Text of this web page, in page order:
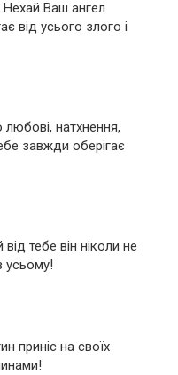
Ваш ангел
від усього злого і
натхнення,
завжди оберігає
тебе він ніколи не
усьому!
приніс на своїх